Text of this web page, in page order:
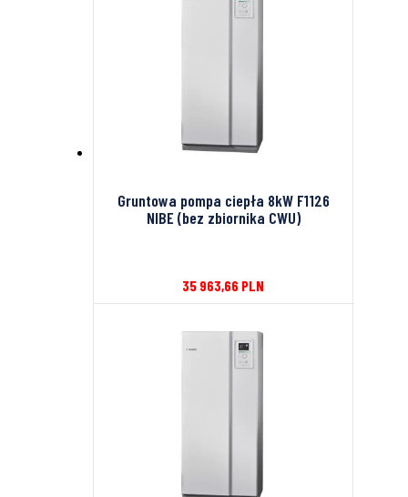
Gruntowa pompa ciepła 8kW F1126
NIBE (bez zbiornika CWU)
35 963,66 PLN